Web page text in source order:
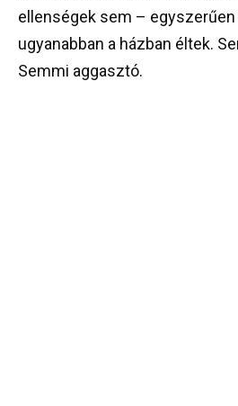
ellenségek sem –
ugyanabban a házban éltek.
Semmi aggasztó.